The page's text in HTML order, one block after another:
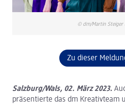
© dm/Martin Steiger
Zu dieser
Salzburg/Wals, 02. März 2023.
präsentierte das dm Kreativteam